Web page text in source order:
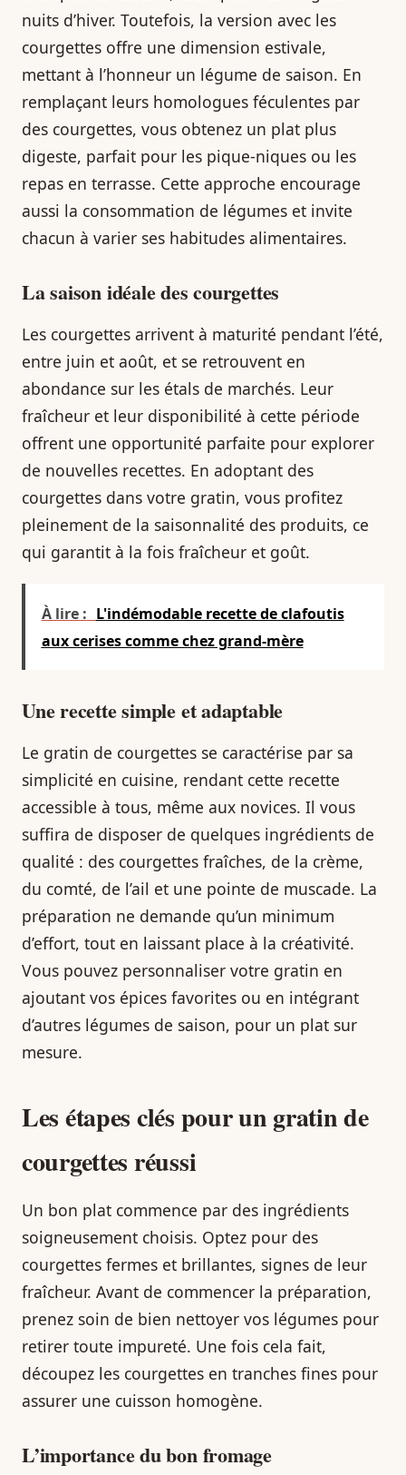
nuits d’hiver. Toutefois, la version avec les
courgettes offre une dimension estivale,
mettant à l’honneur un légume de saison. En
remplaçant leurs homologues féculentes par
des courgettes, vous obtenez un plat plus
digeste, parfait pour les pique-niques ou les
repas en terrasse. Cette approche encourage
aussi la consommation de légumes et invite
chacun à varier ses habitudes alimentaires.
La saison idéale des courgettes
Les courgettes arrivent à maturité pendant l’été,
entre juin et août, et se retrouvent en
abondance sur les étals de marchés. Leur
fraîcheur et leur disponibilité à cette période
offrent une opportunité parfaite pour explorer
de nouvelles recettes. En adoptant des
courgettes dans votre gratin, vous profitez
pleinement de la saisonnalité des produits, ce
qui garantit à la fois fraîcheur et goût.
À lire : L'indémodable recette de clafoutis
aux cerises comme chez grand-mère
Une recette simple et adaptable
Le gratin de courgettes se caractérise par sa
simplicité en cuisine, rendant cette recette
accessible à tous, même aux novices. Il vous
suffira de disposer de quelques ingrédients de
qualité : des courgettes fraîches, de la crème,
du comté, de l’ail et une pointe de muscade. La
préparation ne demande qu’un minimum
d’effort, tout en laissant place à la créativité.
Vous pouvez personnaliser votre gratin en
ajoutant vos épices favorites ou en intégrant
d’autres légumes de saison, pour un plat sur
mesure.
Les étapes clés pour un gratin de
courgettes réussi
Un bon plat commence par des ingrédients
soigneusement choisis. Optez pour des
courgettes fermes et brillantes, signes de leur
fraîcheur. Avant de commencer la préparation,
prenez soin de bien nettoyer vos légumes pour
retirer toute impureté. Une fois cela fait,
découpez les courgettes en tranches fines pour
assurer une cuisson homogène.
L’importance du bon fromage